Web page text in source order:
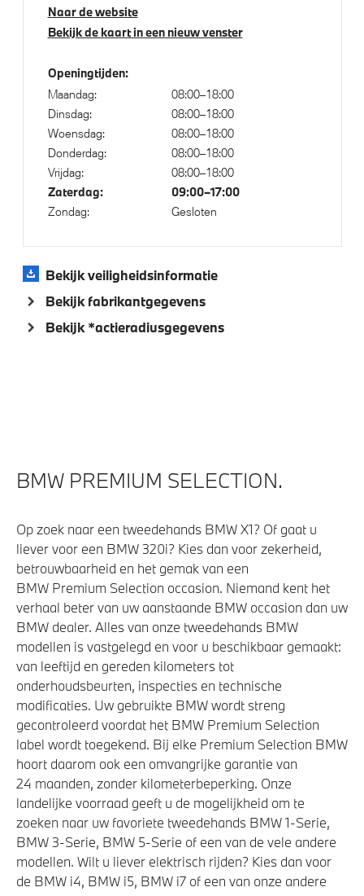
Automatische 2-zone Airconditioning
Elektrische voorzieningen
Alarmsysteem klasse 3 (VbV/SCM)
High-beam assistant
Parking assistant plus
Laadkabel (Mode 3, 22kW)
Flexible Fast Charger 2.0 (Mode 2)
Adaptief onderstel
Veiligheid
Actieve Voetgangersbescherming
Deactiverings mogelijkheid voorpassagiersairbag
Akoestische waarschuwing voor voetgangers
Naar de website
Bekijk de kaart in een nieuw venster
Openingtijden:
Maandag:
08:00–18:00
Dinsdag:
08:00–18:00
Woensdag:
08:00–18:00
Donderdag:
08:00–18:00
Vrijdag:
08:00–18:00
Zaterdag: 09:00–17:00
Zondag: Gesloten
Bekijk veiligheidsinformatie
Bekijk fabrikantgegevens
Bekijk *actieradiusgegevens
BMW PREMIUM SELECTION.
Op zoek naar een tweedehands BMW X1? Of gaat u
liever voor een BMW 320i? Kies dan voor zekerheid,
betrouwbaarheid en het gemak van een
BMW Premium Selection occasion. Niemand kent het
verhaal beter van uw aanstaande BMW occasion dan uw
BMW dealer. Alles van onze tweedehands BMW
modellen is vastgelegd en voor u beschikbaar gemaakt:
van leeftijd en gereden kilometers tot
onderhoudsbeurten, inspecties en technische
modificaties. Uw gebruikte BMW wordt streng
gecontroleerd voordat het BMW Premium Selection
label wordt toegekend. Bij elke Premium Selection BMW
hoort daarom ook een omvangrijke garantie van
24 maanden, zonder kilometerbeperking. Onze
landelijke voorraad geeft u de mogelijkheid om te
zoeken naar uw favoriete tweedehands BMW 1-Serie,
BMW 3-Serie, BMW 5-Serie of een van de vele andere
modellen. Wilt u liever elektrisch rijden? Kies dan voor
de BMW i4, BMW i5, BMW i7 of een van onze andere